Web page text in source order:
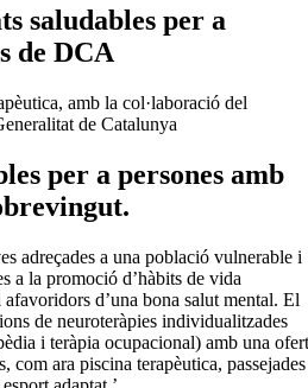
saludables per a
de DCA
amb la col·laboració del
de Catalunya
per a persones amb
adreçades a una població vulnerable i
a la promoció d’hàbits de vida
d’una bona salut mental. El
de neuroteràpies individualitzades
i teràpia ocupacional) amb una
com ara piscina terapèutica, passejades